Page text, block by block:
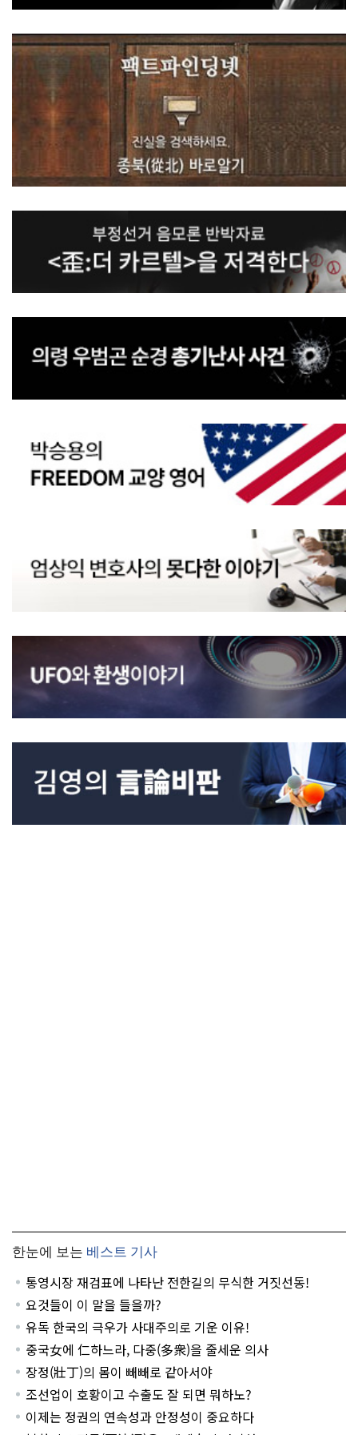
한눈에 보는 베스트 기사
통영시장 재검표에 나타난 전한길의 무식한 거짓선동!
요것들이 이 말을 들을까?
유독 한국의 극우가 사대주의로 기운 이유!
중국女에 仁하느라, 다중(多衆)을 줄세운 의사
장정(壯丁)의 몸이 빼빼로 같아서야
조선업이 호황이고 수출도 잘 되면 뭐하노?
이제는 정권의 연속성과 안정성이 중요하다